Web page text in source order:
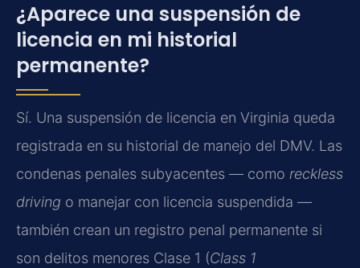
¿Aparece una suspensión de
licencia en mi historial
permanente?
Sí. Una suspensión de licencia en Virginia queda
registrada en su historial de manejo del DMV. Las
condenas penales subyacentes — como reckless
driving o manejar con licencia suspendida —
también crean un registro penal permanente si
son delitos menores Clase 1 (Class 1